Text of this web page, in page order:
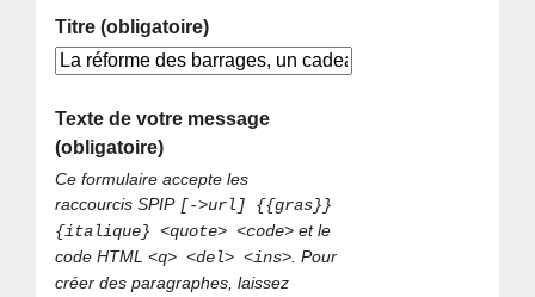
Titre (obligatoire)
Texte de votre message
(obligatoire)
Ce formulaire accepte les
raccourcis SPIP [->url] {{gras}}
{italique} <quote> <code> et le
code HTML<q> <del> <ins>. Pour
créer des paragraphes, laissez